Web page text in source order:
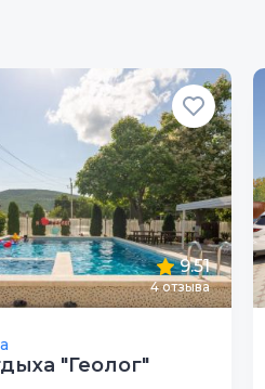
9.51
4отзыва
"Геолог"